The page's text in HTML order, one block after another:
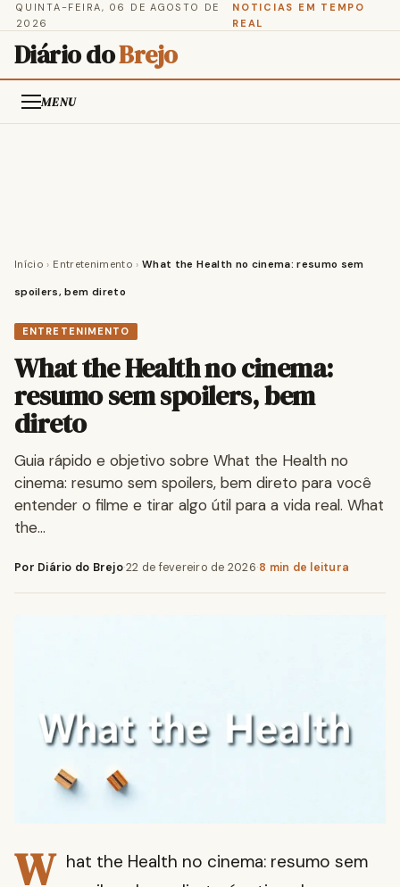
QUINTA-FEIRA, 06 DE AGOSTO DE
2026
NOTICIAS EM TEMPO
REAL
Diário doBrejo
MENU
Início › Entretenimento › What the Health no cinema: resumo sem
spoilers, bem direto
ENTRETENIMENTO
What the Health no cinema:
resumo sem spoilers, bem
direto
Guia rápido e objetivo sobre What the Health no
cinema: resumo sem spoilers, bem direto para você
entender o filme e tirar algo útil para a vida real. What
the…
Por Diário do Brejo·22 de fevereiro de 2026·8 min de leitura
W hat the Health no cinema: resumo sem